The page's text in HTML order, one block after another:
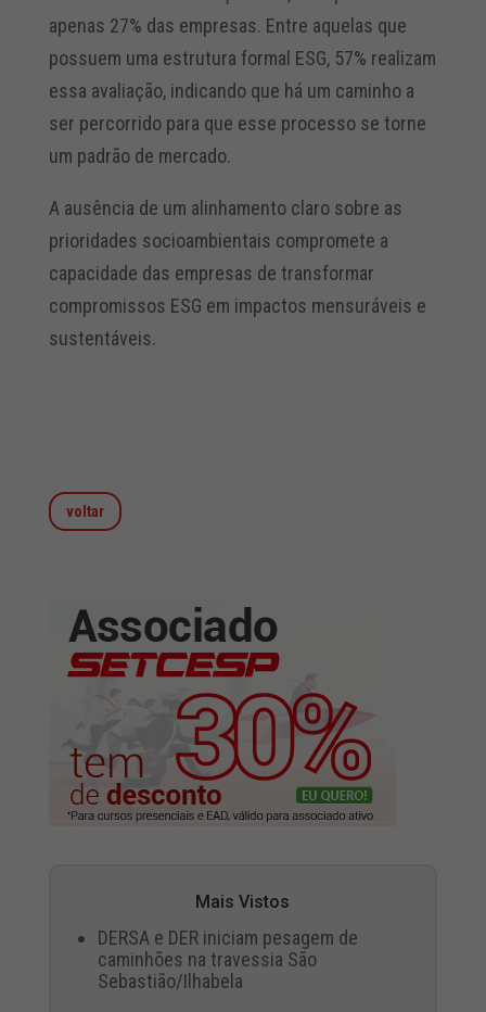
apenas 27% das empresas. Entre aquelas que
possuem uma estrutura formal ESG, 57% realizam
essa avaliação, indicando que há um caminho a
ser percorrido para que esse processo se torne
um padrão de mercado.
A ausência de um alinhamento claro sobre as
prioridades socioambientais compromete a
capacidade das empresas de transformar
compromissos ESG em impactos mensuráveis e
sustentáveis.
voltar
Mais Vistos
DERSA e DER iniciam pesagem de
caminhões na travessia São
Sebastião/Ilhabela